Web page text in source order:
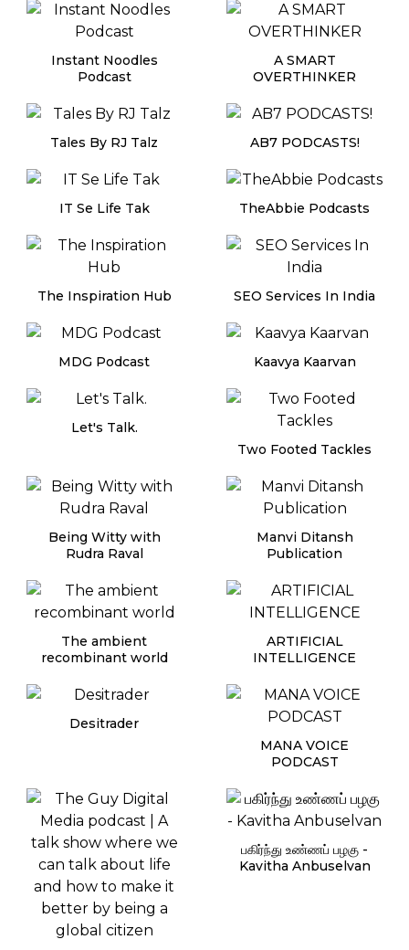
Instant Noodles
Podcast
A SMART
OVERTHINKER
Tales By RJ Talz AB7 PODCASTS!
IT Se Life Tak TheAbbie Podcasts
The Inspiration Hub SEO Services In India
MDG Podcast Kaavya Kaarvan
Let's Talk.
Two Footed Tackles
Being Witty with
Rudra Raval
Manvi Ditansh
Publication
The ambient
recombinant world
ARTIFICIAL
INTELLIGENCE
Desitrader
MANA VOICE
PODCAST
பகிர்ந்து உண்ணப் பழகு -
Kavitha Anbuselvan